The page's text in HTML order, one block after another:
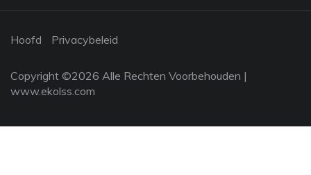
Hoofd Privacybeleid
Copyright ©2026 Alle Rechten Voorbehouden |
www.ekolss.com